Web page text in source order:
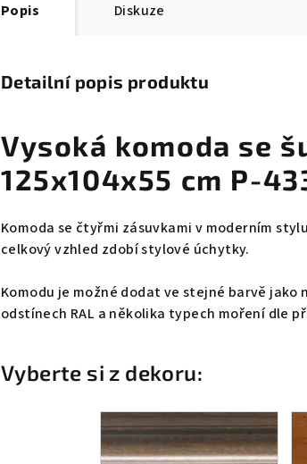
Popis Diskuze
Detailní popis produktu
Vysoká komoda se
125x104x55 cm P-
Komoda se čtyřmi zásuvkami v moderním
celkový vzhled zdobí stylové úchytky.
Komodu je možné dodat ve stejné barvě
odstínech RAL a několika typech moření dle
Vyberte si z dekoru: